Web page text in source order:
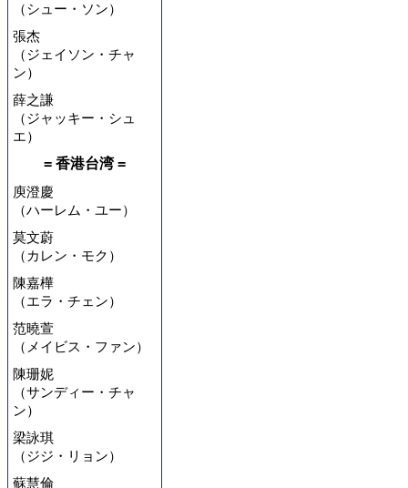
（シュー・ソン）
張杰
（ジェイソン・チャ
ン）
薛之謙
（ジャッキー・シュ
エ）
= 香港台湾 =
庾澄慶
（ハーレム・ユー）
莫文蔚
（カレン・モク）
陳嘉樺
（エラ・チェン）
范曉萱
（メイビス・ファン）
陳珊妮
（サンディー・チャ
ン）
梁詠琪
（ジジ・リョン）
蘇慧倫